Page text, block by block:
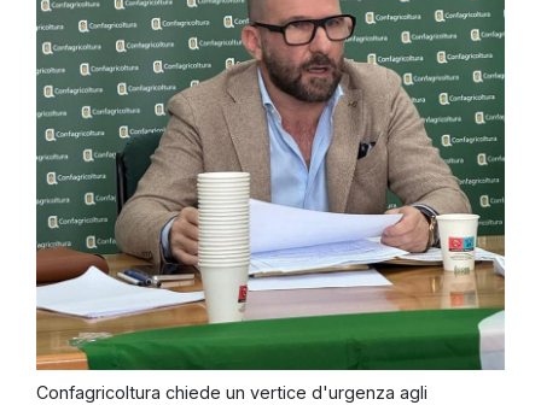
Confagricoltura chiede un vertice d'urgenza agli